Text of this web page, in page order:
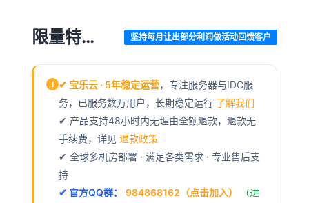
限量特价
坚持每月让出部分利润做活动回馈客户
i ✔ 宝乐云 · 5年稳定运营，专注服务器与IDC服
务，已服务数万用户，长期稳定运行 了解我们
✔ 产品支持48小时内无理由全额退款，退款无
手续费，详见 退款政策
✔ 全球多机房部署 · 满足各类需求 · 专业售后支
持
✔ 官方QQ群：
984868162（点击加入）
（进